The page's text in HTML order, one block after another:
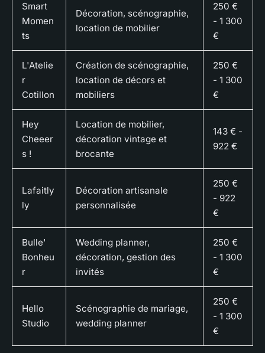
Smart
Momen
ts
Décoration, scénographie,
location de mobilier
250 €
- 1 300
€
L'Atelie
r
Cotillon
Création de scénographie,
location de décors et
mobiliers
250 €
- 1 300
€
Hey
Cheeer
s !
Location de mobilier,
décoration vintage et
brocante
143 € -
922 €
Lafaitly
ly
Décoration artisanale
personnalisée
250 €
- 922
€
Bulle'
Bonheu
r
Wedding planner,
décoration, gestion des
invités
250 €
- 1 300
€
Hello
Studio
Scénographie de mariage,
wedding planner
250 €
- 1 300
€